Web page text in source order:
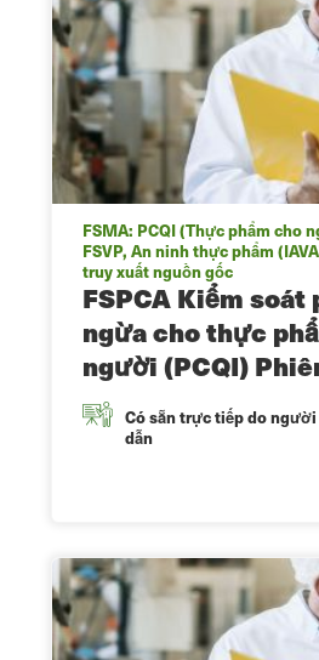
FSMA: PCQI (Thực phẩm cho
FSVP, An ninh thực phẩm
truy xuất nguồn gốc
FSPCA Kiểm soát
ngừa cho thực
người (PCQI)
Có sẵn trực tiếp do
dẫn